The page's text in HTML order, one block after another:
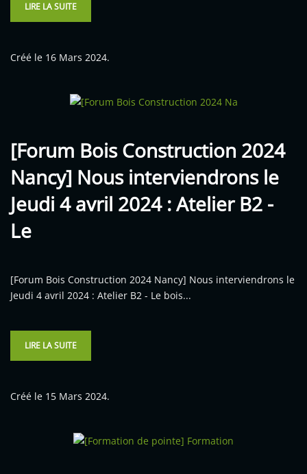
LIRE LA SUITE
Créé le 16 Mars 2024.
[Forum Bois Construction 2024
Nancy] Nous interviendrons le
Jeudi 4 avril 2024 : Atelier B2 -
Le
[Forum Bois Construction 2024 Nancy] Nous interviendrons le
Jeudi 4 avril 2024 : Atelier B2 - Le bois...
LIRE LA SUITE
Créé le 15 Mars 2024.